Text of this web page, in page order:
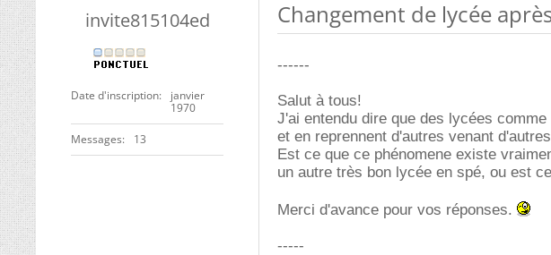
invite815104ed
Date d'inscription
janvier
1970
Messages 13
Changement de lycée
------
Salut à tous!
J'ai entendu dire que des lycées
et en reprennent d'autres venant
Est ce que ce phénomene existe
un autre très bon lycée en spé, ou est
Merci d'avance pour vos réponses.
-----